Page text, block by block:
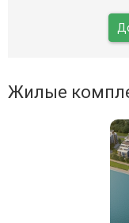
Жилые